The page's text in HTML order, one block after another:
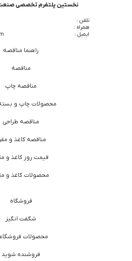
نخستین پلتفرم تخصصی صنعت
تلفن :
همراه :
ایمیل :
راهنما مناقصه
مناقصه
مناقصه چاپ
محصولات چاپ و
مناقصه طراحی
مناقصه کاغذ و
قیمت روز کاغذ و
محصولات کاغذ و
فروشگاه
شگفت انگیز
محصولات
فروشنده شوید